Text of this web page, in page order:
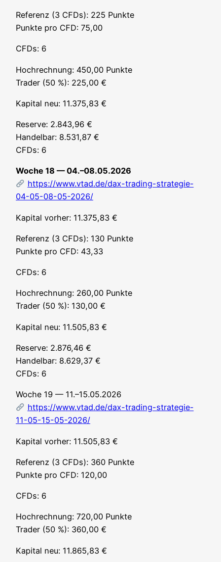
Refe­renz (3 CFDs): 225 Punk­te
Punk­te pro CFD: 75,00
CFDs: 6
Hoch­rech­nung: 450,00 Punk­te
Trader (50 %): 225,00 €
Kapi­tal neu: 11.375,83 €
Reser­ve: 2.843,96 €
Han­del­bar: 8.531,87 €
CFDs: 6
Woche 18 — 04.–08.05.2026
https://www.vtad.de/dax-trading-strategie-
04-05-08-05-2026/
Kapi­tal vor­her: 11.375,83 €
Refe­renz (3 CFDs): 130 Punk­te
Punk­te pro CFD: 43,33
CFDs: 6
Hoch­rech­nung: 260,00 Punk­te
Trader (50 %): 130,00 €
Kapi­tal neu: 11.505,83 €
Reser­ve: 2.876,46 €
Han­del­bar: 8.629,37 €
CFDs: 6
Woche 19 — 11.–15.05.2026
https://www.vtad.de/dax-trading-strategie-
11-05-15-05-2026/
Kapi­tal vor­her: 11.505,83 €
Refe­renz (3 CFDs): 360 Punk­te
Punk­te pro CFD: 120,00
CFDs: 6
Hoch­rech­nung: 720,00 Punk­te
Trader (50 %): 360,00 €
Kapi­tal neu: 11.865,83 €